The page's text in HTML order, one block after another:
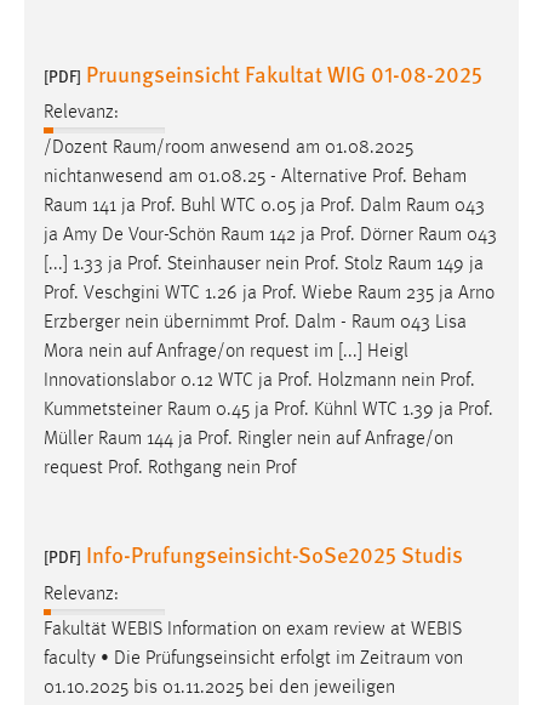
[PDF] Pruungseinsicht Fakultat WIG 01-08-2025
Relevanz:
/Dozent Raum/room anwesend am 01.08.2025
nichtanwesend am 01.08.25 - Alternative Prof. Beham
Raum 141 ja Prof. Buhl WTC 0.05 ja Prof. Dalm Raum 043
ja Amy De Vour-Schön Raum 142 ja Prof. Dörner Raum 043
[...] 1.33 ja Prof. Steinhauser nein Prof. Stolz Raum 149 ja
Prof. Veschgini WTC 1.26 ja Prof. Wiebe Raum 235 ja Arno
Erzberger nein übernimmt Prof. Dalm - Raum 043 Lisa
Mora nein auf Anfrage/on request im [...] Heigl
Innovationslabor 0.12 WTC ja Prof. Holzmann nein Prof.
Kummetsteiner Raum 0.45 ja Prof. Kühnl WTC 1.39 ja Prof.
Müller Raum 144 ja Prof. Ringler nein auf Anfrage/on
request Prof. Rothgang nein Prof
[PDF] Info-Prufungseinsicht-SoSe2025 Studis
Relevanz:
Fakultät WEBIS Information on exam review at WEBIS
faculty • Die Prüfungseinsicht erfolgt im Zeitraum von
01.10.2025 bis 01.11.2025 bei den jeweiligen